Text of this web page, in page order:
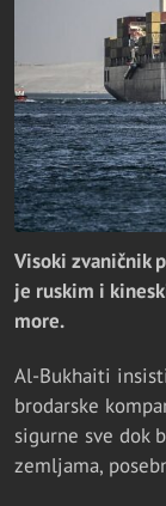
Visoki zvaničnik
je ruskim i
more.
Al-Bukhaiti
brodarske
sigurne sve dok
zemljama,